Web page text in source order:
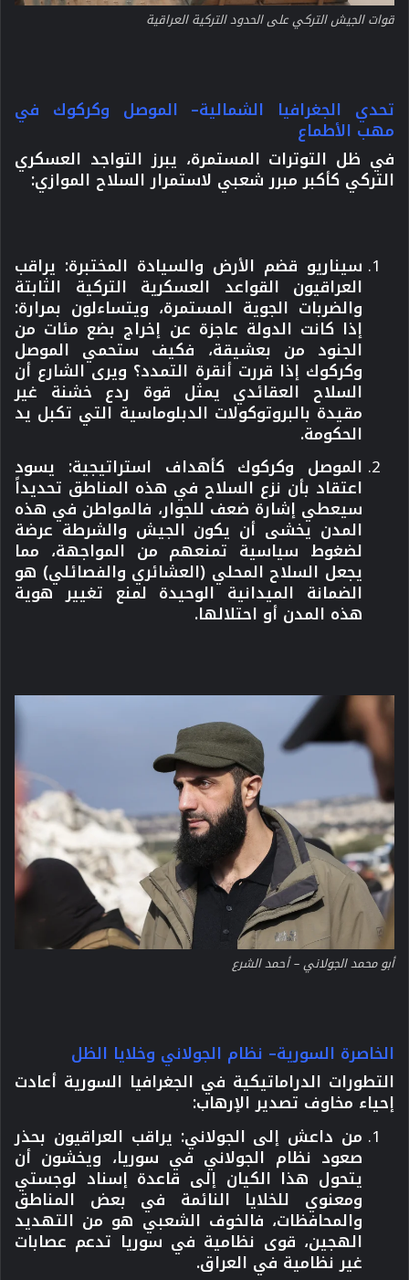
قوات الجيش التركي على الحدود التركية العراقية
تحدي الجغرافيا الشمالية– الموصل وكركوك في
مهب الأطماع
في ظل التوترات المستمرة، يبرز التواجد العسكري
التركي كأكبر مبرر شعبي لاستمرار السلاح الموازي:
سيناريو قضم الأرض والسيادة المختبرة: يراقب
العراقيون القواعد العسكرية التركية الثابتة
والضربات الجوية المستمرة، ويتساءلون بمرارة:
إذا كانت الدولة عاجزة عن إخراج بضع مئات من
الجنود من بعشيقة، فكيف ستحمي الموصل
وكركوك إذا قررت أنقرة التمدد؟ ويرى الشارع أن
السلاح العقائدي يمثل قوة ردع خشنة غير
مقيدة بالبروتوكولات الدبلوماسية التي تكبل يد
الحكومة.
الموصل وكركوك كأهداف استراتيجية: يسود
اعتقاد بأن نزع السلاح في هذه المناطق تحديداً
سيعطي إشارة ضعف للجوار، فالمواطن في هذه
المدن يخشى أن يكون الجيش والشرطة عرضة
لضغوط سياسية تمنعهم من المواجهة، مما
يجعل السلاح المحلي (العشائري والفصائلي) هو
الضمانة الميدانية الوحيدة لمنع تغيير هوية
هذه المدن أو احتلالها.
أبو محمد الجولاني – أحمد الشرع
الخاصرة السورية– نظام الجولاني وخلايا الظل
التطورات الدراماتيكية في الجغرافيا السورية أعادت
إحياء مخاوف تصدير الإرهاب:
من داعش إلى الجولاني: يراقب العراقيون بحذر
صعود نظام الجولاني في سوريا، ويخشون أن
يتحول هذا الكيان إلى قاعدة إسناد لوجستي
ومعنوي للخلايا النائمة في بعض المناطق
والمحافظات، فالخوف الشعبي هو من التهديد
الهجين، قوى نظامية في سوريا تدعم عصابات
غير نظامية في العراق.